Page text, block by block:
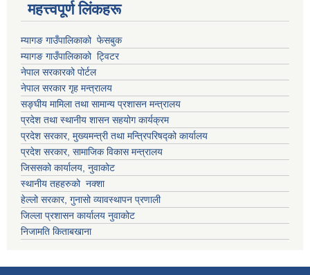
महत्त्वपूर्ण लिंकहरू
म्यागङ गाउँपालिकाको फेसबुक
म्यागङ गाउँपालिकाको ट्विटर
नेपाल सरकारको पोर्टल
नेपाल सरकार गृह मन्त्रालय
सङ्घीय मामिला तथा सामान्य प्रशासन मन्त्रालय
प्रदेश तथा स्थानीय शासन सहयोग कार्यक्रम
प्रदेश सरकार, मुख्यमन्त्री तथा मन्त्रिपरिषद्को कार्यालय
प्रदेश सरकार, सामाजिक विकास मन्त्रालय
जिससको कार्यालय, नुवाकोट
स्थानीय तहहरुको नक्शा
हेल्लो सरकार, गुनासो व्यावस्थापन प्रणाली
जिल्ला प्रशासन कार्यालय नुवाकोट
निजामति किताबखाना